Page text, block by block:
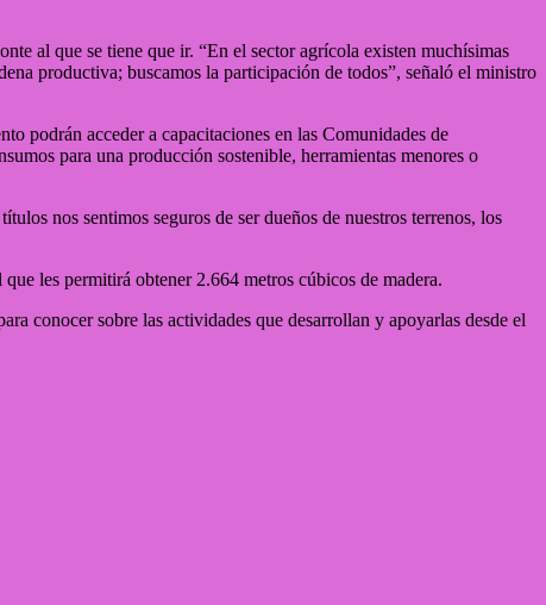
al que se tiene que ir. “En el sector agrícola existen muchísimas
productiva; buscamos la participación de todos”, señaló el ministro
podrán acceder a capacitaciones en las Comunidades de
para una producción sostenible, herramientas menores o
nos sentimos seguros de ser dueños de nuestros terrenos, los
les permitirá obtener 2.664 metros cúbicos de madera.
conocer sobre las actividades que desarrollan y apoyarlas desde el